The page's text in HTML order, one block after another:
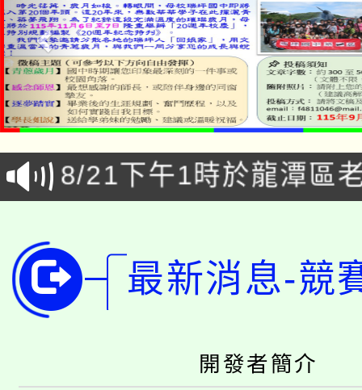
「本色祭」8/29、30在
場熱烈登場!
8/21下午1時於龍潭區
徵才活動。
YOUNG桃局內行報名
局官網。
8月14至27日，桃園電
開!
115年桃園市運動會8/
視費優惠，中低收入戶
大園自造教育及科技
最新消息-競
開發者簡介